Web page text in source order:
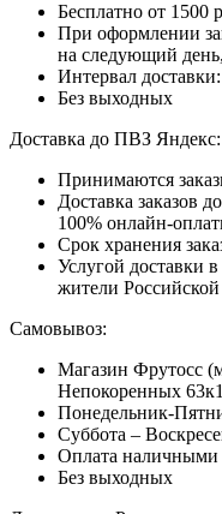
Бесплатно от 1500
При оформлении
на следующий день,
Интервал доставки:
Без выходных
Доставка до ПВЗ Яндекс:
Принимаются
Доставка заказов
100% онлайн-
Срок хранения
Услугой доставки
жители
Самовывоз:
Магазин Фрутосс
Непокоренных
Понедельник-
Суббота –
Оплата наличными
Без выходных